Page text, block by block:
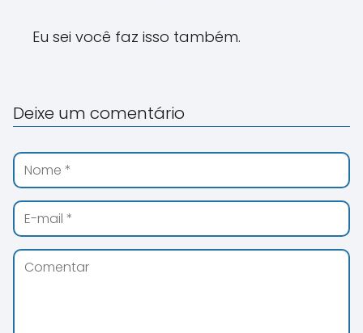
Eu sei você faz isso também.
Deixe um comentário